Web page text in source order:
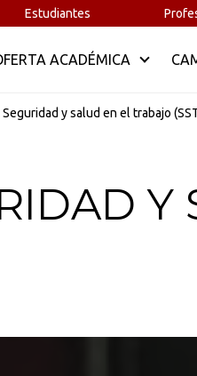
Estudiantes
ACADÉMICA
Seguridad y salud en el trabajo
Y